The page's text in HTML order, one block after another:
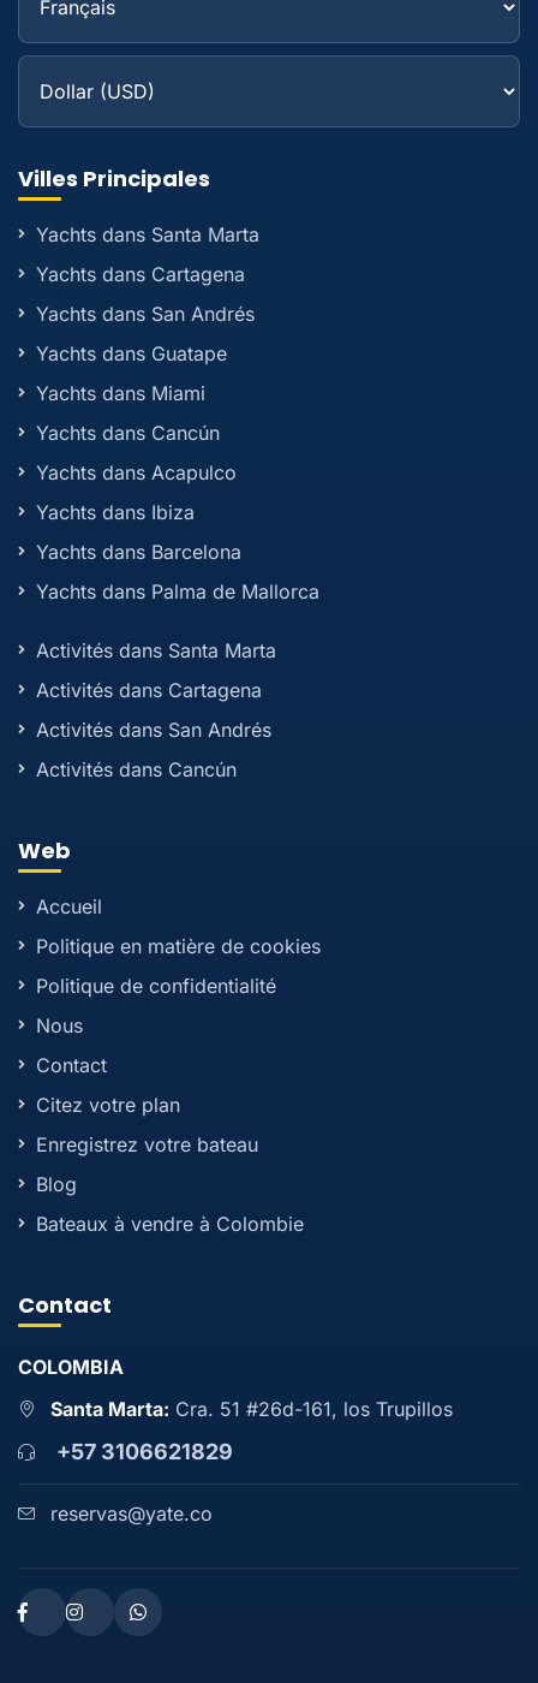
Villes Principales
Yachts dans Santa Marta
Yachts dans Cartagena
Yachts dans San Andrés
Yachts dans Guatape
Yachts dans Miami
Yachts dans Cancún
Yachts dans Acapulco
Yachts dans Ibiza
Yachts dans Barcelona
Yachts dans Palma de Mallorca
Activités dans Santa Marta
Activités dans Cartagena
Activités dans San Andrés
Activités dans Cancún
Web
Accueil
Politique en matière de cookies
Politique de confidentialité
Nous
Contact
Citez votre plan
Enregistrez votre bateau
Blog
Bateaux à vendre à Colombie
Contact
COLOMBIA
Santa Marta: Cra. 51 #26d-161, los Trupillos
+57 3106621829
reservas@yate.co